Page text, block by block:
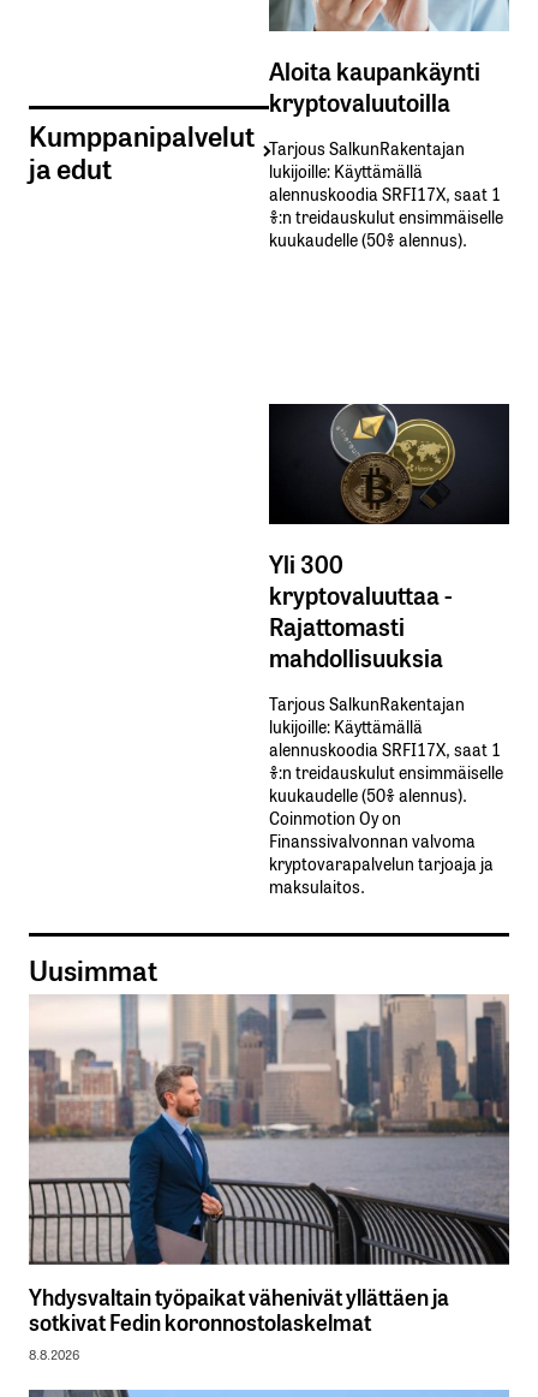
Kumppanipalvelut
ja edut
Aloita kaupankäynti
kryptovaluutoilla
Tarjous SalkunRakentajan
lukijoille: Käyttämällä​ ​
alennuskoodia​ ​SRFI17X,​ ​saat​ ​1
%:n treidauskulut​ ​ensimmäiselle​ ​
kuukaudelle​ ​(50%​ ​alennus).
Yli 300
kryptovaluuttaa -
Rajattomasti
mahdollisuuksia
Tarjous SalkunRakentajan
lukijoille: Käyttämällä​ ​
alennuskoodia​ ​SRFI17X,​ ​saat​ ​1
%:n treidauskulut​ ​ensimmäiselle​ ​
kuukaudelle​ ​(50%​ ​alennus).
Coinmotion Oy on
Finanssivalvonnan valvoma
kryptovarapalvelun tarjoaja ja
maksulaitos.
Uusimmat
Yhdysvaltain työpaikat vähenivät yllättäen ja
sotkivat Fedin koronnostolaskelmat
8.8.2026